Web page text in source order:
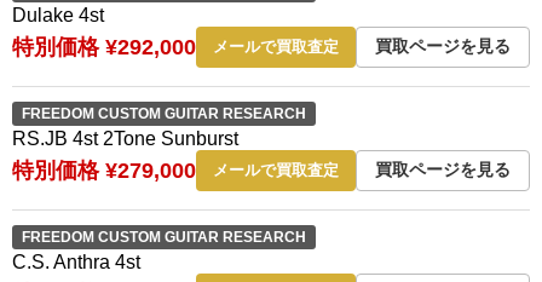
Dulake 4st
特別価格 ¥292,000 メールで買取査定 買取ページを見る
FREEDOM CUSTOM GUITAR RESEARCH
RS.JB 4st 2Tone Sunburst
特別価格 ¥279,000 メールで買取査定 買取ページを見る
FREEDOM CUSTOM GUITAR RESEARCH
C.S. Anthra 4st